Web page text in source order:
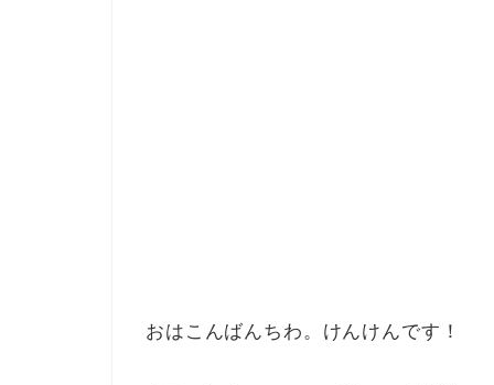
おはこんばんちわ。けんけんです！